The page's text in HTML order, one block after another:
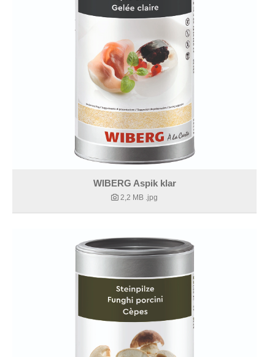
WIBERG Aspik klar
2,2 MB .jpg